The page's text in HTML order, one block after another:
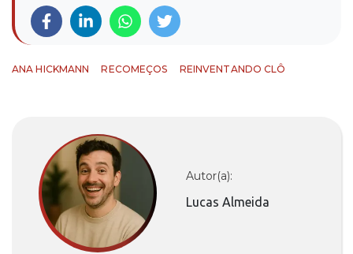
ANA HICKMANN RECOMEÇOS REINVENTANDO CLÔ
Autor(a):
Lucas Almeida